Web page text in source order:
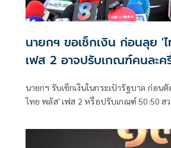
นายกฯ ขอเช็กเงิน ก่อนลุย '
เฟส 2 อาจปรับเกณฑ์คนละค
นายกฯ รับเช็กเงินในกระเป๋ารัฐบาล ก่อน
ไทย พลัส' เฟส 2 หรือปรับเกณฑ์ 50:50 ส
แข็งแรง